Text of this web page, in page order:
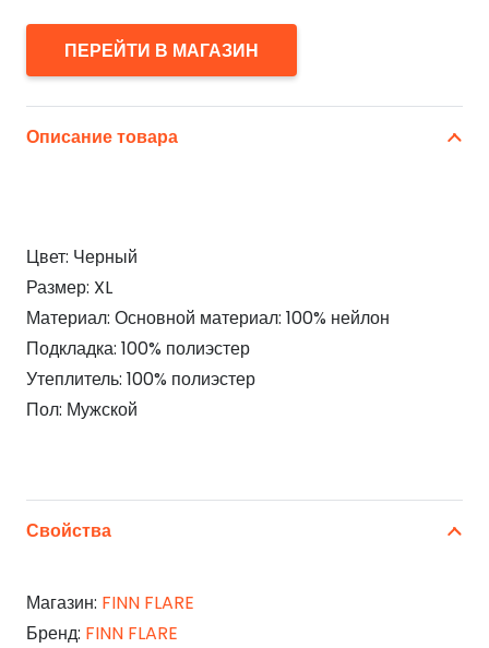
ПЕРЕЙТИ В МАГАЗИН
Описание товара
Цвет: Черный
Размер: XL
Материал: Основной материал: 100% нейлон
Подкладка: 100% полиэстер
Утеплитель: 100% полиэстер
Пол: Мужской
Свойства
Магазин: FINN FLARE
Бренд: FINN FLARE